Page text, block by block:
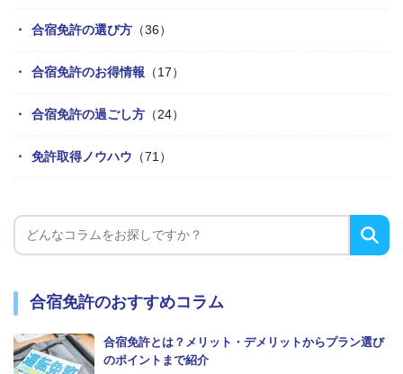
合宿免許の選び方 （36）
合宿免許のお得情報 （17）
合宿免許の過ごし方 （24）
免許取得ノウハウ （71）
合宿免許のおすすめコラム
合宿免許とは？メリット・デメリットからプラン選び
のポイントまで紹介